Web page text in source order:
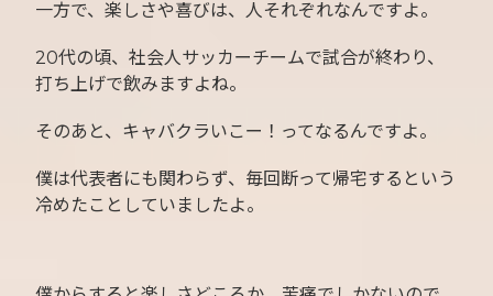
一方で、楽しさや喜びは、人それぞれなんですよ。
20代の頃、社会人サッカーチームで試合が終わり、
打ち上げで飲みますよね。
そのあと、キャバクラいこー！ってなるんですよ。
僕は代表者にも関わらず、毎回断って帰宅するという
冷めたことしていましたよ。